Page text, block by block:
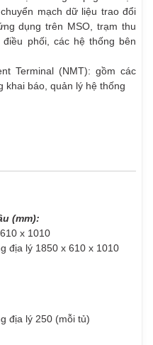
mạch dữ liệu trao đổi
dụng trên MSO, trạm thu
phối, các hệ thống bên
Terminal (NMT): gồm các
khai báo, quản lý hệ thống
(mm):
x 1010
địa lý 1850 x 610 x 1010
địa lý 250 (mỗi tủ)